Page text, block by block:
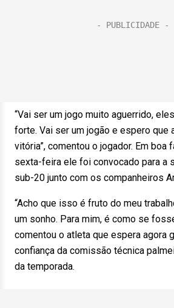
“Vai ser um jogo muito aguerrido,
forte. Vai ser um jogão e espero que
vitória”, comentou o jogador. Em boa
sexta-feira ele foi convocado para a
sub-20 junto com os companheiros
“Acho que isso é fruto do meu
um sonho. Para mim, é como se
comentou o atleta que espera agora
confiança da comissão técnica
da temporada.